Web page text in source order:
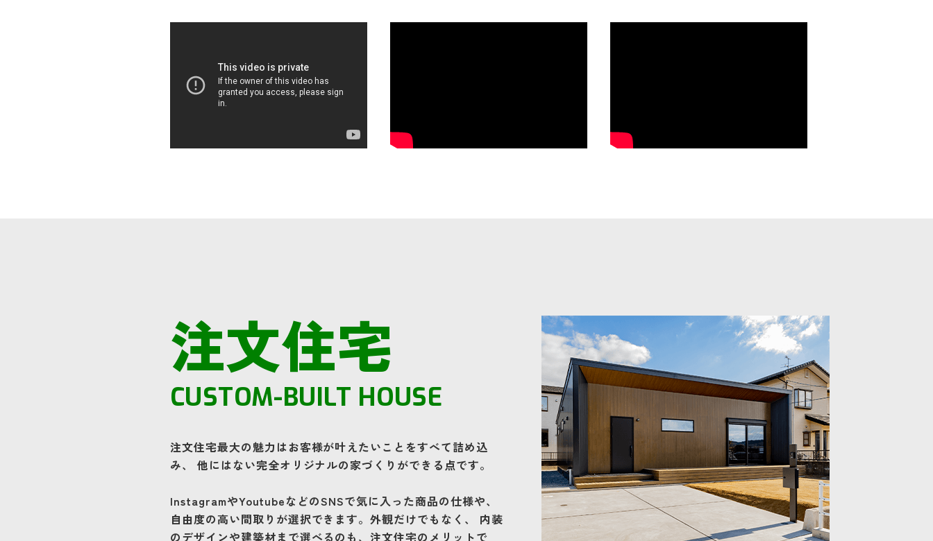
注文住宅
CUSTOM-BUILT HOUSE
注文住宅最大の魅力はお客様が叶えたいことをすべて詰め込
み、 他にはない完全オリジナルの家づくりができる点です。
InstagramやYoutubeなどのSNSで気に入った商品の仕様や、
自由度の高い間取りが選択できます。外観だけでもなく、 内装
のデザインや建築材まで選べるのも、注文住宅のメリットで